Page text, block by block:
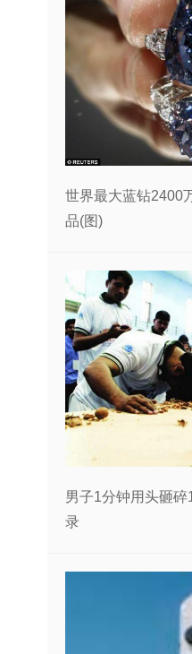
世界最大蓝钻2400
品(图)
男子1分钟用头砸
录